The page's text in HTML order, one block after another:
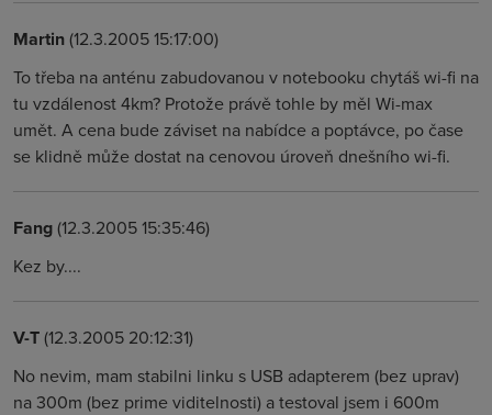
Martin(12.3.2005 15:17:00)
To třeba na anténu zabudovanou v notebooku chytáš wi-fi na
tu vzdálenost 4km? Protože právě tohle by měl Wi-max
umět. A cena bude záviset na nabídce a poptávce, po čase
se klidně může dostat na cenovou úroveň dnešního wi-fi.
Fang(12.3.2005 15:35:46)
Kez by....
V-T(12.3.2005 20:12:31)
No nevim, mam stabilni linku s USB adapterem (bez uprav)
na 300m (bez prime viditelnosti) a testoval jsem i 600m